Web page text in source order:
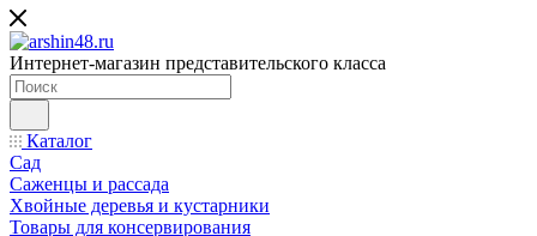
Интернет-магазин представительского класса
Каталог
Сад
Саженцы и рассада
Хвойные деревья и кустарники
Товары для консервирования